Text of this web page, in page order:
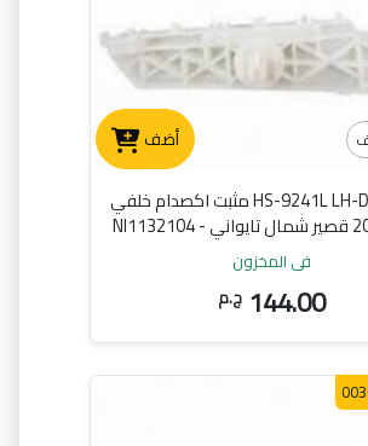
أضف
HS-9241L LH-DS0J90BL مثبت اكصدام خلفي
في المخزون
144.00 ج.م